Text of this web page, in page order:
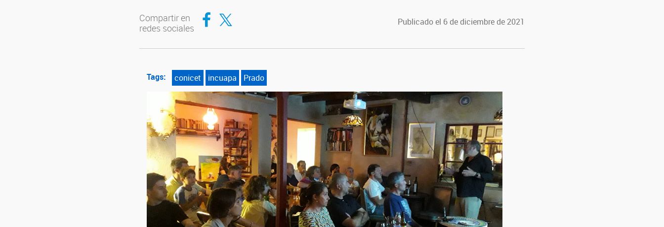
Compartir en
redes sociales
Compartir en Facebook
Compartir en Twitter Publicado el 6 de diciembre de 2021
Tags: conicet incuapa Prado